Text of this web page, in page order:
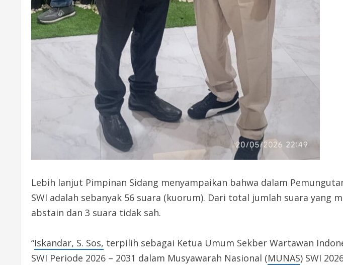
Lebih lanjut Pimpinan Sidang menyampaikan bahwa dalam
SWI adalah sebanyak 56 suara (kuorum). Dari total jumlah suara yang
abstain dan 3 suara tidak sah.
“Iskandar, S. Sos, terpilih sebagai Ketua Umum Sekber Wartawan
SWI Periode 2026 – 2031 dalam Musyawarah Nasional (MUNAS) SWI